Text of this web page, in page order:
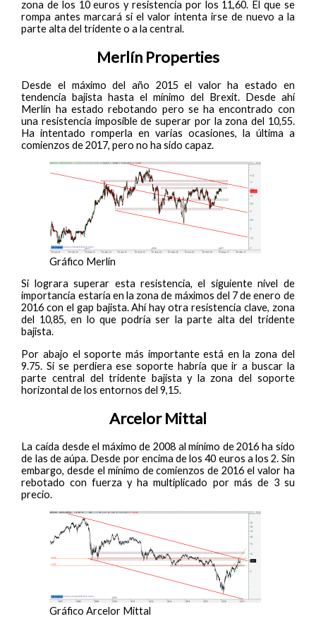
zona de los 10 euros y resistencia por los 11,60. El que se
rompa antes marcará si el valor intenta irse de nuevo a la
parte alta del tridente o a la central.
Merlín Properties
Desde el máximo del año 2015 el valor ha estado en
tendencia bajista hasta el mínimo del Brexit. Desde ahí
Merlín ha estado rebotando pero se ha encontrado con
una resistencia imposible de superar por la zona del 10,55.
Ha intentado romperla en varias ocasiones, la última a
comienzos de 2017, pero no ha sido capaz.
Gráfico Merlín
Si lograra superar esta resistencia, el siguiente nivel de
importancia estaría en la zona de máximos del 7 de enero de
2016 con el gap bajista. Ahí hay otra resistencia clave, zona
del 10,85, en lo que podría ser la parte alta del tridente
bajista.
Por abajo el soporte más importante está en la zona del
9.75. Si se perdiera ese soporte habría que ir a buscar la
parte central del tridente bajista y la zona del soporte
horizontal de los entornos del 9,15.
Arcelor Mittal
La caída desde el máximo de 2008 al mínimo de 2016 ha sido
de las de aúpa. Desde por encima de los 40 euros a los 2. Sin
embargo, desde el mínimo de comienzos de 2016 el valor ha
rebotado con fuerza y ha multiplicado por más de 3 su
precio.
Gráfico Arcelor Mittal